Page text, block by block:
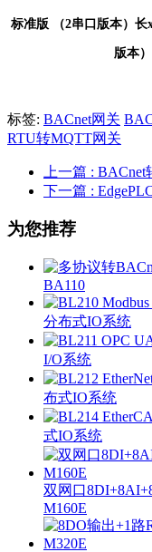
标准版 （2串口版本） 长
版本）
标签: BACnet网关
RTU转MQTT网关
上一篇 : BACnet
下一篇 :
为您推荐
BA110
分布式IO系统
I/O系统
布式IO系统
式IO系统
双网口
M160E